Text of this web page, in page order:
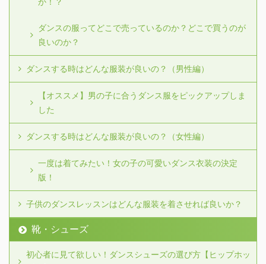
ダンスの服ってどこで売っているのか？どこで買うのが
良いのか？
ダンスする時はどんな服装が良いの？（男性編）
【オススメ】男の子に合うダンス服をピックアップしま
した
ダンスする時はどんな服装が良いの？（女性編）
一度は着てみたい！女の子の可愛いダンス衣装の決定
版！
子供のダンスレッスンはどんな服装を着させれば良いか？
靴・シューズ
初心者に見て欲しい！ダンスシューズの選び方【ヒップホッ